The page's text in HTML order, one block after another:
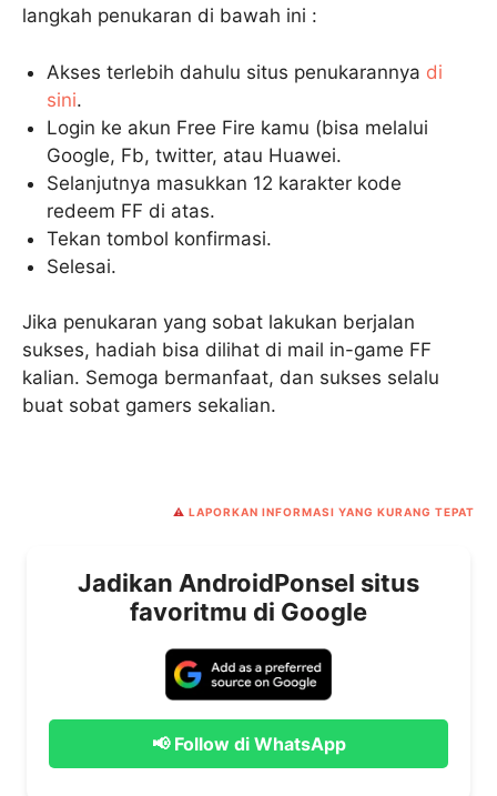
langkah penukaran di bawah ini :
Akses terlebih dahulu situs penukarannya di
sini.
Login ke akun Free Fire kamu (bisa melalui
Google, Fb, twitter, atau Huawei.
Selanjutnya masukkan 12 karakter kode
redeem FF di atas.
Tekan tombol konfirmasi.
Selesai.
Jika penukaran yang sobat lakukan berjalan
sukses, hadiah bisa dilihat di mail in-game FF
kalian. Semoga bermanfaat, dan sukses selalu
buat sobat gamers sekalian.
⚠️ LAPORKAN INFORMASI YANG KURANG TEPAT
Jadikan AndroidPonsel situs
favoritmu di Google
📢 Follow di WhatsApp